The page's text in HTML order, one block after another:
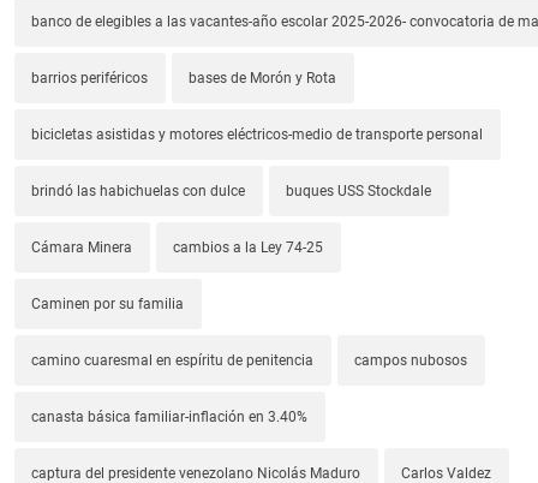
banco de elegibles a las vacantes-año escolar 2025-2026- convocatoria de
barrios periféricos bases de Morón y Rota
bicicletas asistidas y motores eléctricos-medio de transporte personal
brindó las habichuelas con dulce buques USS Stockdale
Cámara Minera cambios a la Ley 74-25
Caminen por su familia
camino cuaresmal en espíritu de penitencia campos nubosos
canasta básica familiar-inflación en 3.40%
captura del presidente venezolano Nicolás Maduro Carlos Valdez